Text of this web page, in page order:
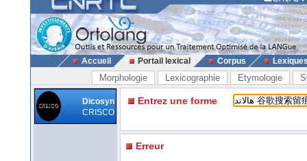
Accueil Portail lexical Corpus
Morphologie Lexicographie Etymologie
Dicosyn
CRISCO
Entrez une forme
Erreur